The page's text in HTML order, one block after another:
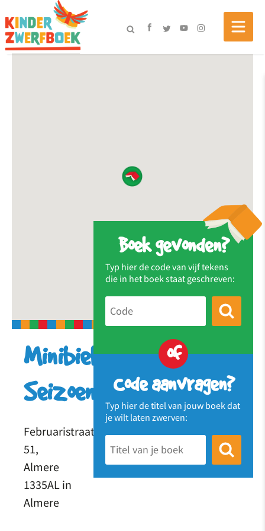
Boek gevonden?
Typ hier de code van vijf tekens
die in het boek staat geschreven:
of
Code aanvragen?
Typ hier de titel van jouw boek dat
je wilt laten zwerven:
Minibieb
Seizoenenbuurt
Februaristraat
51,
Almere
1335AL in
Almere